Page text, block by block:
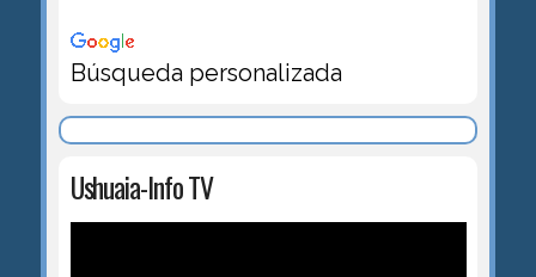
Búsqueda personalizada
Ushuaia-Info TV